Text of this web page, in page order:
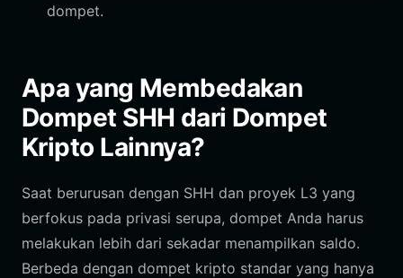
dompet.
Apa yang Membedakan
Dompet SHH dari Dompet
Kripto Lainnya?
Saat berurusan dengan SHH dan proyek L3 yang
berfokus pada privasi serupa, dompet Anda harus
melakukan lebih dari sekadar menampilkan saldo.
Berbeda dengan dompet kripto standar yang hanya